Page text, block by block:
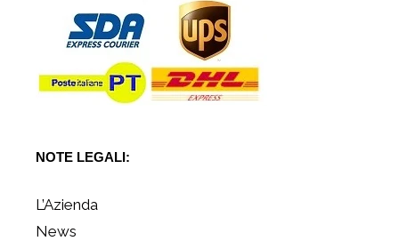
NOTE LEGALI:
L’Azienda
News